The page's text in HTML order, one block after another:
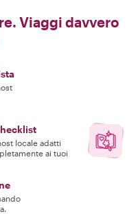
Viaggi davvero
locale adatti
ai tuoi